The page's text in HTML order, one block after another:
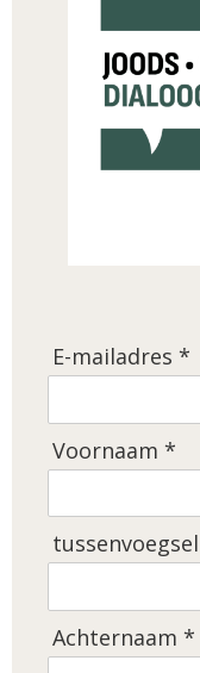
E-mailadres *
Voornaam *
tussenvoegsel
Achternaam *